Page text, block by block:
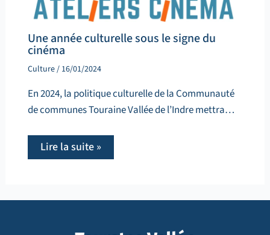
Une année culturelle sous le signe du
cinéma
Culture/ 16/01/2024
En 2024, la politique culturelle de la Communauté
de communes Touraine Vallée de l’Indre mettra…
Lire la suite »